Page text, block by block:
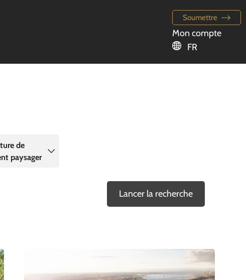
Soumettre
Mon compte
FR
de
paysager
Lancer la recherche